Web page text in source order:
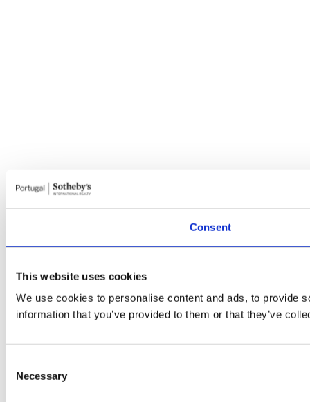
Consent
This website uses cookies
We use cookies to personalise content and ads, to provide
information that you’ve provided to them or that they’ve
Selection
Necessary